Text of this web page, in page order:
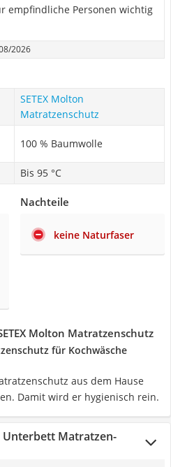
empfindliche Personen wichtig
2026
SETEX Molton
Matratzenschutz
100 % Baumwolle
Bis 95 °C
Nachteile
keine Naturfaser
Molton Matratzenschutz
für Kochwäsche
aus dem Hause
Damit wird er hygienisch rein.
Unterbett Matratzen-